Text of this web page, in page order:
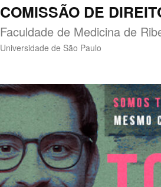
COMISSÃO DE
Faculdade de Medicina de
Universidade de São Paulo